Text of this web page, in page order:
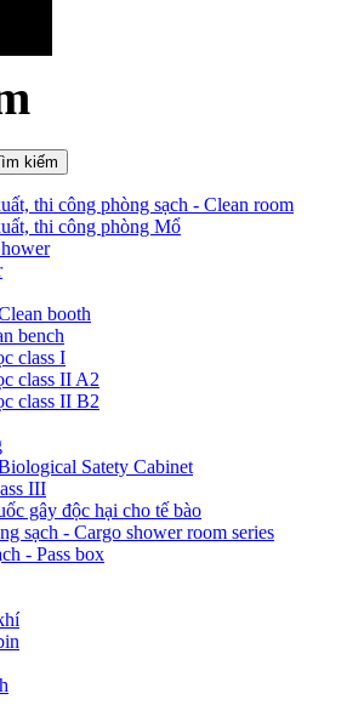
thi công phòng sạch - Clean room
thi công phòng Mổ
booth
bench
class I
class II A2
class II B2
Satety Cabinet
III
gây độc hại cho tế bào
sạch - Cargo shower room series
- Pass box